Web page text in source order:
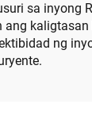
sa inyong
ang
ng